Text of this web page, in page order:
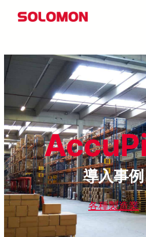
Skip
導入事例
各種製造業